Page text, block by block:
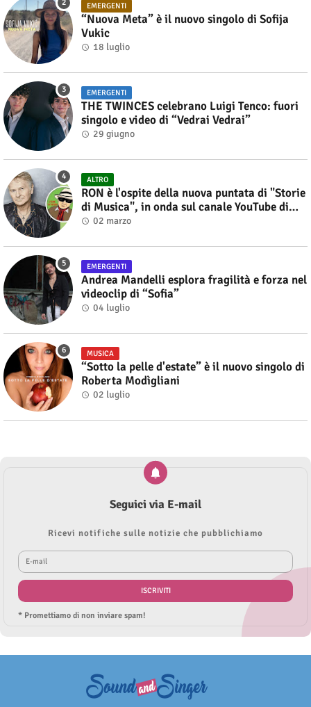
EMERGENTI
“Nuova Meta” è il nuovo singolo di Sofija
Vukic
18 luglio
EMERGENTI
THE TWINCES celebrano Luigi Tenco: fuori
singolo e video di “Vedrai Vedrai”
29 giugno
ALTRO
RON è l'ospite della nuova puntata di "Storie
di Musica", in onda sul canale YouTube di
Alberto Salerno
02 marzo
EMERGENTI
Andrea Mandelli esplora fragilità e forza nel
videoclip di “Sofia”
04 luglio
MUSICA
“Sotto la pelle d'estate” è il nuovo singolo di
Roberta Modìgliani
02 luglio
Seguici via E-mail
Ricevi notifiche sulle notizie che pubblichiamo
* Promettiamo di non inviare spam!